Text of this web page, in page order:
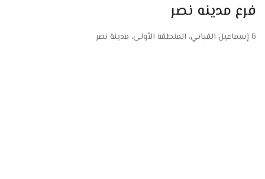
فرع مدينه نصر
6 إسماعيل القباني، المنطقة الأولى، مدينة نصر